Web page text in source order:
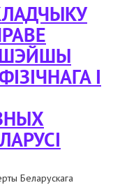
І
Беларускага